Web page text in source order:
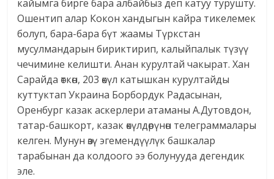
кайымга бирге бара албайбыз деп катуу турушту.
Ошентип алар Кокон хандыгын кайра тикелемек
болуп, бара-бара бүт жаамы Түркстан
мусулмандарын бириктирип, калыйпалык түзүү
чечимине келишти. Анан курултай чакырат. Хан
Сарайда өткөн, 203 өкүл катышкан курултайды
куттуктап Украина Борбордук Радасынан,
Оренбург казак аскерлери атаманы А.Дутовдон,
татар-башкорт, казак өкүлдөрүнөн телеграммалары
келген. Мунун өзү эгемендүүлүк башкалар
тарабынан да колдоого ээ болунууда дегендик
эле.